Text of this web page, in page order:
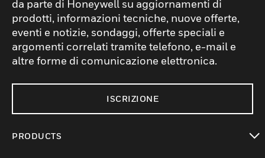
da parte di Honeywell su aggiornamenti di
prodotti, informazioni tecniche, nuove offerte,
eventi e notizie, sondaggi, offerte speciali e
argomenti correlati tramite telefono, e-mail e
altre forme di comunicazione elettronica.
ISCRIZIONE
PRODUCTS